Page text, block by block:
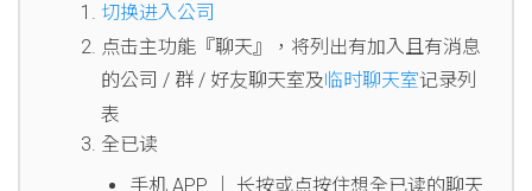
切换进入公司
点击主功能『聊天』，将列出有加入且有消息
的公司 / 群 / 好友聊天室及临时聊天室记录列
表
全已读
手机 APP │ 长按或点按住想全已读的聊天